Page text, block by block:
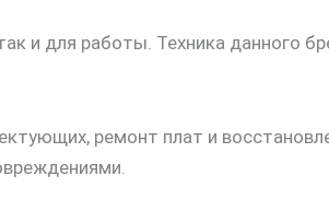
и для работы. Техника данного
ремонт плат и